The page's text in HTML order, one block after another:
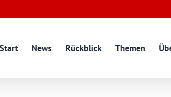
Start News Rückblick Themen